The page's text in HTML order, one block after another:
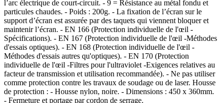
l’arc électrique de court-circuit. - 9 = Résistance au métal fondu et
particules chaudes. - Poids : 200g. - La fixation de l’écran sur le
support d’écran est assurée par des taquets qui viennent bloquer et
maintenir l’écran. - EN 166 (Protection individuelle de l'œil -
Spécifications). - EN 167 (Protection individuelle de l'œil -Méthodes
d'essais optiques). - EN 168 (Protection individuelle de l'œil -
Méthodes d'essais autres qu'optiques). - EN 170 (Protection
individuelle de l'œil -Filtres pour l'ultraviolet -Exigences relatives au
facteur de transmission et utilisation recommandée). - Ne pas utiliser
comme protection contre les travaux de soudage ou de laser. Housse
de protection : - Housse nylon, noire. - Dimensions : 450 x 360mm.
- Fermeture et portage par cordon de serrage.